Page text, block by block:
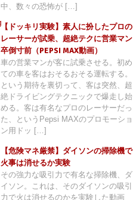
中、数々の恐怖が […]
【ドッキリ実験】素人に扮したプロの
レーサーが試乗、超絶テクに営業マン
卒倒寸前（PEPSI MAX動画）
車の営業マンが客に試乗させる。初め
ての車を客はおそるおそる運転する。
という期待を裏切って、客は突然、超
絶ドライビングテクニックで爆走し始
める。客は有名なプロのレーサーだっ
た、というPepsi MAXのプロモーショ
ン用ドッ […]
【危険マネ厳禁】ダイソンの掃除機で
火事は消せるか実験
その強力な吸引力で有名な掃除機、ダ
イソン。これは、そのダイソンの吸引
力で火は消せるのかを実験した動画